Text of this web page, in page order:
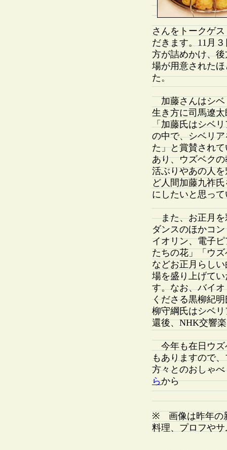
さんをトークゲ
だきます。11月
方が詰めかけ、
場が用意された
た。
加藤さんはシベ
生き方に司馬遼
「加藤氏はシベ
の中で、シベリ
た」と賞賛され
あり、ウズベク
活ぶりやあの人
ど人間加藤九祚
にしたいと思っ
また、お正月を
ダンスのほかコ
イオリン、電子
たちの花」「ウ
などお正月らし
場を盛り上げて
す。なお、バイ
くださる黒柳紀
柳守綱氏はシベ
還後、NHK交響
今年も在日ウズ
もありますので
方々とのおしゃ
らから
※ 画像は昨年の
料理、プロフや